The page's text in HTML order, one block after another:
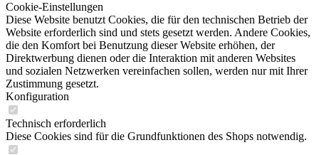
Cookie-Einstellungen
Diese Website benutzt Cookies, die für den technischen Betrieb der
Website erforderlich sind und stets gesetzt werden. Andere Cookies,
die den Komfort bei Benutzung dieser Website erhöhen, der
Direktwerbung dienen oder die Interaktion mit anderen Websites
und sozialen Netzwerken vereinfachen sollen, werden nur mit Ihrer
Zustimmung gesetzt.
Konfiguration
Technisch erforderlich
Diese Cookies sind für die Grundfunktionen des Shops notwendig.